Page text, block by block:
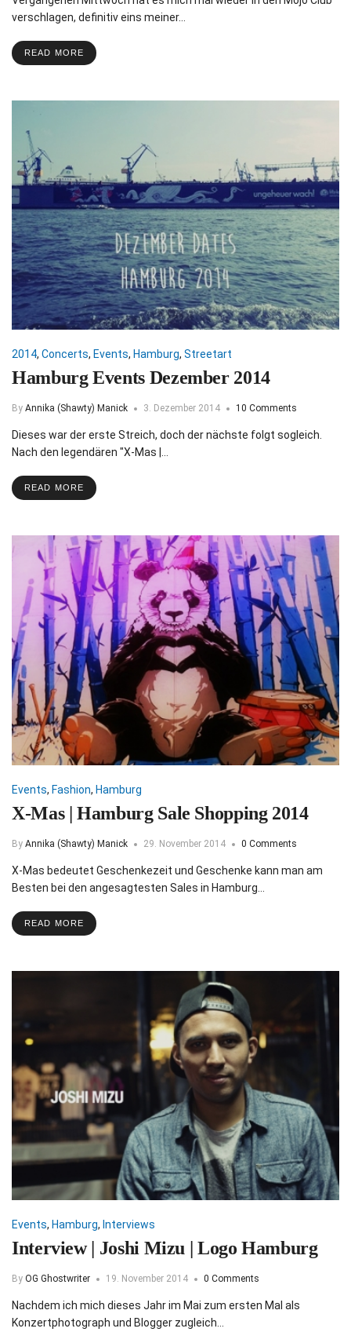
verschlagen, definitiv eins meiner…
READ MORE
2014, Concerts, Events, Hamburg, Streetart
Hamburg Events Dezember 2014
By Annika (Shawty) Manick 3. Dezember 2014 10 Comments
Dieses war der erste Streich, doch der nächste folgt sogleich.
Nach den legendären "X-Mas |…
READ MORE
Events, Fashion, Hamburg
X-Mas | Hamburg Sale Shopping 2014
By Annika (Shawty) Manick 29. November 2014 0 Comments
X-Mas bedeutet Geschenkezeit und Geschenke kann man am
Besten bei den angesagtesten Sales in Hamburg…
READ MORE
Events, Hamburg, Interviews
Interview | Joshi Mizu | Logo Hamburg
By OG Ghostwriter 19. November 2014 0 Comments
Nachdem ich mich dieses Jahr im Mai zum ersten Mal als
Konzertphotograph und Blogger zugleich…